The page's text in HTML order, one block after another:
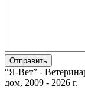
“Я-Вет” -
дом, 2009 - 2026 г.